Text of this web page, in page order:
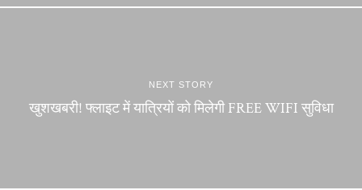
NEXT STORY
खुशखबरी! फ्लाइट में यात्रियों को मिलेगी FREE WIFI सुविधा